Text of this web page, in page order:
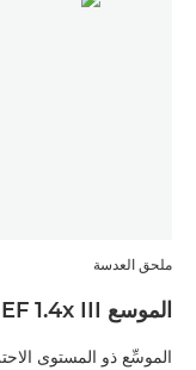
ملحق العدسة
الموسع EF 1.4x III
الموسِّع ذو المستوى